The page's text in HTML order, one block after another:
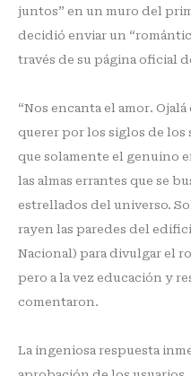
juntos” en un muro del
decidió enviar un
través de su página oficial
“Nos encanta el amor.
querer por los siglos de
que solamente el genuino
las almas errantes que se
estrellados del universo.
rayen las paredes del
Nacional) para divulgar el
pero a la vez educación y
comentaron.
La ingeniosa respuesta